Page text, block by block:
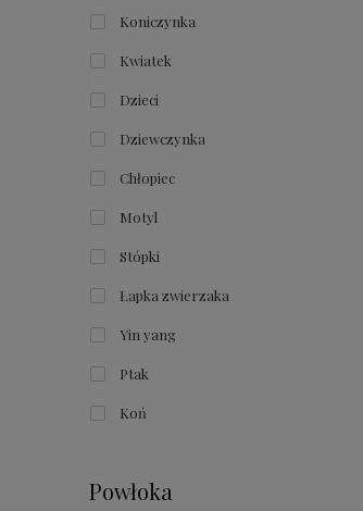
Koniczynka
Kwiatek
Dzieci
Dziewczynka
Chłopiec
Motyl
Stópki
Łapka zwierzaka
Yin yang
Ptak
Koń
Powłoka